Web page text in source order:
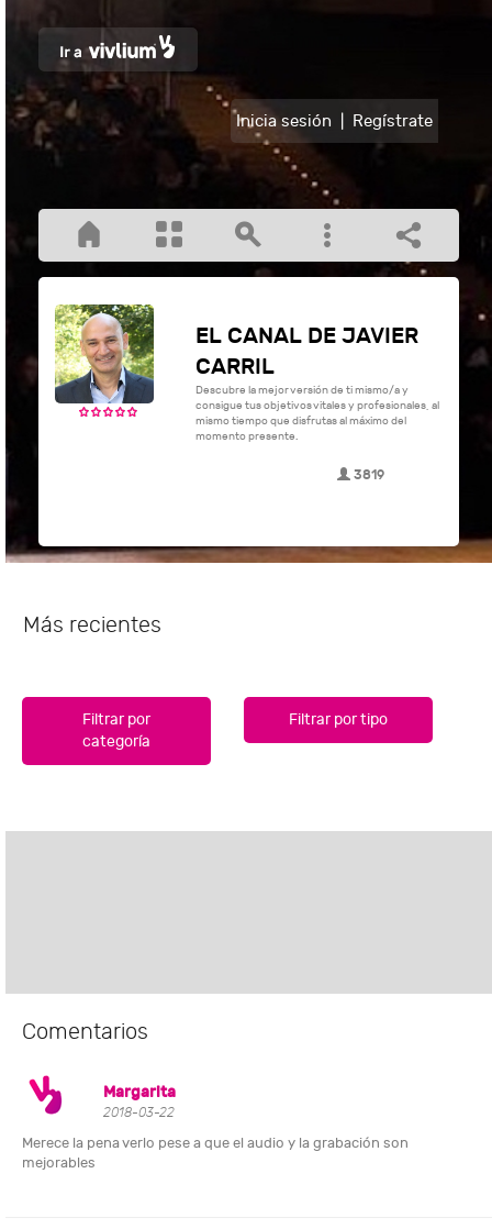
Inicia sesión Regístrate
EL CANAL DE JAVIER
CARRIL
Descubre la mejor versión de ti mismo/a y
consigue tus objetivos vitales y profesionales, al
mismo tiempo que disfrutas al máximo del
momento presente.
3819
Más recientes
Filtrar por
categoría
Filtrar por tipo
Comentarios
Margarita
2018-03-22
Merece la pena verlo pese a que el audio y la grabación son
mejorables